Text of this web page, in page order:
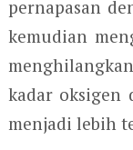
pernapasan
kemudian
kadar oksigen
menjadi lebih